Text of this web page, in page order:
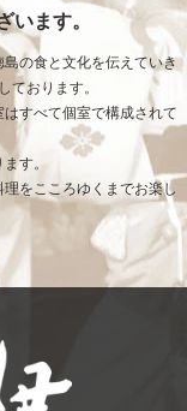
います。
の食と文化を伝えていき
ております。
すべて個室で構成されて
す。
をこころゆくまでお楽し